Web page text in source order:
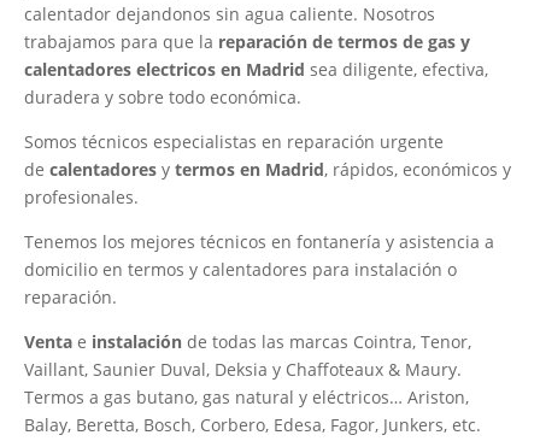
calentador dejandonos sin agua caliente. Nosotros
trabajamos para que la reparación de termos de gas y
calentadores electricos en Madrid sea diligente, efectiva,
duradera y sobre todo económica.
Somos técnicos especialistas en reparación urgente
de calentadores y termos en Madrid, rápidos, económicos y
profesionales.
Tenemos los mejores técnicos en fontanería y asistencia a
domicilio en termos y calentadores para instalación o
reparación.
Venta e instalación de todas las marcas Cointra, Tenor,
Vaillant, Saunier Duval, Deksia y Chaffoteaux & Maury.
Termos a gas butano, gas natural y eléctricos… Ariston,
Balay, Beretta, Bosch, Corbero, Edesa, Fagor, Junkers, etc.